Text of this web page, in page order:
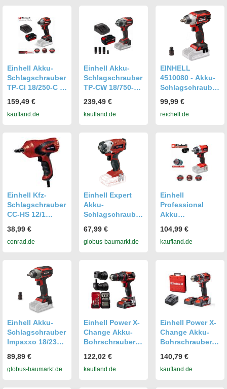
Einhell Akku-
Schlagschrauber
TP-CI 18/250-C Li
4.0 Ah,
Ladegerät
159,49 €
kaufland.de
Einhell Akku-
Schlagschrauber
TP-CW 18/750-C
Akku 4.0 Ah,
Ladegerät
239,49 €
kaufland.de
EINHELL
4510080 - Akku-
Schlagschrauber
Power X-Change,
ohne Akku
99,99 €
reichelt.de
Einhell Kfz-
Schlagschrauber
CC-HS 12/1
Schlagschrauber
12 V ohne Akku
38,99 €
conrad.de
Einhell Expert
Akku-
Schlagschrauber
Solo 18 V
GLO761021150
67,99 €
globus-baumarkt.de
Einhell
Professional
Akku
TP-CW 18 Li BL
(18 V, 215 Nm,
Aufnahme, Bit-
Adapter, LED
Licht, ohne
Akku) Solo
104,99 €
kaufland.de
Einhell Akku-
Schlagschrauber
Impaxxo 18/230
GLO761021122
89,89 €
globus-baumarkt.de
Einhell Power X-
Change Akku-
Bohrschrauber
Li +22 1x2,0Ah
122,02 €
kaufland.de
Einhell Power X-
Change Akku-
Bohrschrauber
BL (2x2,0Ah)
140,79 €
kaufland.de